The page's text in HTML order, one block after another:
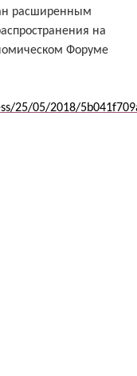
расширенным
на
Форуме
25/05/2018/